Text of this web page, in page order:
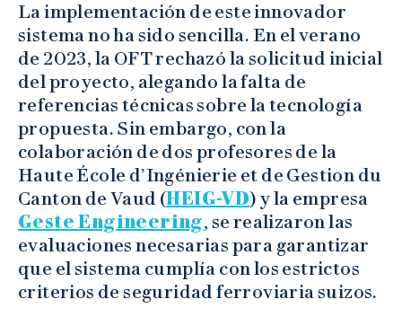
La implementación de este innovador
sistema no ha sido sencilla. En el verano
de 2023, la OFT rechazó la solicitud inicial
del proyecto, alegando la falta de
referencias técnicas sobre la tecnología
propuesta. Sin embargo, con la
colaboración de dos profesores de la
Haute École d’Ingénierie et de Gestion du
Canton de Vaud (HEIG-VD) y la empresa
Geste Engineering, se realizaron las
evaluaciones necesarias para garantizar
que el sistema cumplía con los estrictos
criterios de seguridad ferroviaria suizos.